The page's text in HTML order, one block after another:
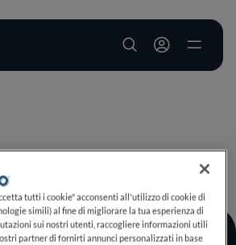
User account
A INIZIO PAGINA
tutti i cookie" acconsenti all'utilizzo di cookie di
simili) al fine di migliorare la tua esperienza di
sui nostri utenti, raccogliere informazioni utili
partner di fornirti annunci personalizzati in base